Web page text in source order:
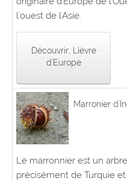
l'ouest de l'Asie.
Découvrir, Lièvre
d'Europe
Marronier
Le marronnier est un
précisément de Turquie